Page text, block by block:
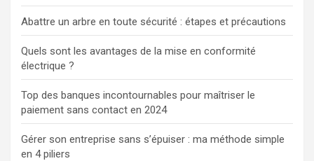
Abattre un arbre en toute sécurité : étapes et précautions
Quels sont les avantages de la mise en conformité
électrique ?
Top des banques incontournables pour maîtriser le
paiement sans contact en 2024
Gérer son entreprise sans s’épuiser : ma méthode simple
en 4 piliers